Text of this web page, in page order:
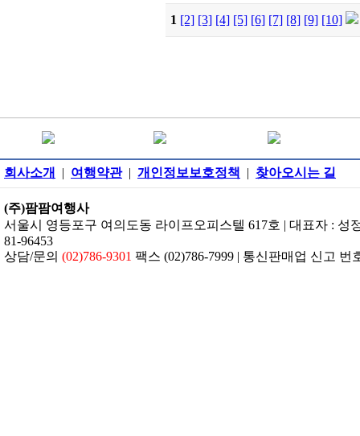
1 [2] [3] [4] [5] [6] [7] [8] [9] [10]
회사소개 | 여행약관| 개인정보보호정책 | 찾아오시는 길
(주)팜팜여행사
서울시 영등포구 여의도동 라이프오피스텔 617호 | 대표자 : 성
81-96453
상담/문의 (02)786-9301 팩스 (02)786-7999 | 통신판매업 신고 번